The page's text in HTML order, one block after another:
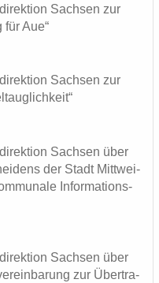
Sach­sen zur
für Aue“
Sach­sen zur
Sach­sen über
der Stadt Mitt­wei­
In­for­ma­ti­ons­
Sach­sen über
zur Über­tra­